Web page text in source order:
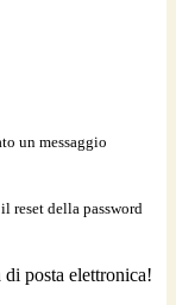
un messaggio
reset della password
posta elettronica!